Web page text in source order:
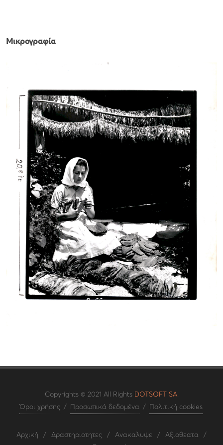
Μικρογραφία
Copyrights © 2021 All Rights DOTSOFT SA.
Όροι χρήσης / Προσωπικά δεδομένα / Πολιτική cookies
Αρχική / Δραστηριοτητες / Ανακαλυψε / Αξιοθεατα
/